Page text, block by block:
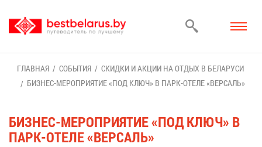
ГЛАВ­НАЯ СО­БЫ­ТИЯ
СКИД­КИ И АК­ЦИИ НА ОТ­ДЫХ В БЕ­ЛА­РУ­СИ
БИЗ­НЕС-МЕ­РО­ПРИ­Я­ТИЕ «ПОД КЛЮЧ» В ПАРК-ОТЕ­ЛЕ «ВЕР­САЛЬ»
БИЗ­НЕС-МЕ­РО­ПРИ­Я­ТИЕ «ПОД КЛЮЧ» В
ПАРК-ОТЕ­ЛЕ «ВЕР­САЛЬ»